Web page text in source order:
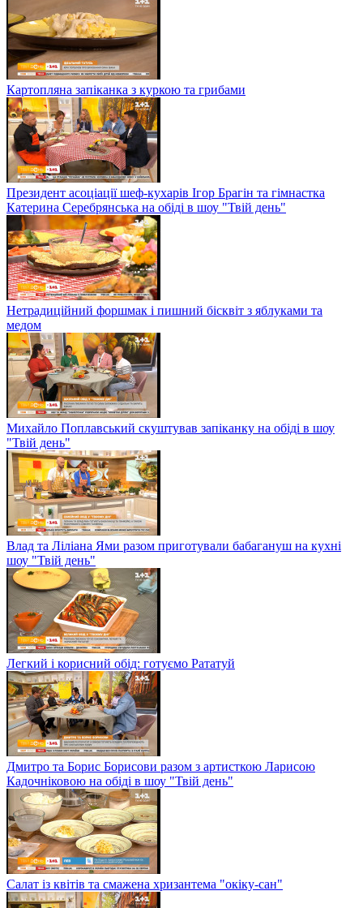
Картопляна запіканка з куркою та грибами
Президент асоціації шеф-кухарів Ігор Брагін та гімнастка
Катерина Серебрянська на обіді в шоу "Твій день"
Нетрадиційний форшмак і пишний бісквіт з яблуками та
медом
Михайло Поплавський скуштував запіканку на обіді в шоу
"Твій день"
Влад та Ліліана Ями разом приготували бабагануш на кухні
шоу "Твій день"
Легкий і корисний обід: готуємо Рататуй
Дмитро та Борис Борисови разом з артисткою Ларисою
Кадочніковою на обіді в шоу "Твій день"
Салат із квітів та смажена хризантема "окіку-сан"